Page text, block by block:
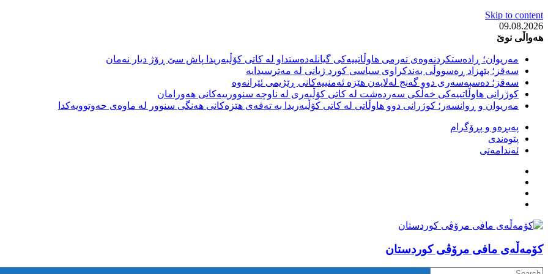
Skip to content
09.08.2026
هەواڵی نوێ
مەریوان؛ ڕادەستکردنەوەی تەرمی هاوڵاتییەکی گیانلەدەستداو لە کاتی کۆڵبەریدا پاش سێ ڕۆژ دیار نەمان
سەقز؛ بێهزاد ڕەسووڵی بەندکراوی سیاسی کورد ژیانی لە مەترسیدایە
سەقز؛ دەسبەسەری دوو گەنج لەلایەن هێزە ئەمنییەکانی ڕێژیمی ئێرانەوە
کوژرانی هاوڵاتییەکی خەڵکی سەردەشت لە کاتی کۆڵبەری لە ناوچە سنوورییەکانی هەورامان
مەریوان و ڕوانسەر؛ کوژرانی دوو هاوڵاتی لە کاتی کۆڵبەریدا بە تەقەی هێزەکانی هەنگی سنوور لە ماوەی حەوتوویەکدا
پەیڕەو و پڕۆگرام
پێوەندی
ئەندامەتی
كۆمه‌ڵه‌ی مافی مرۆڤی کوردستان